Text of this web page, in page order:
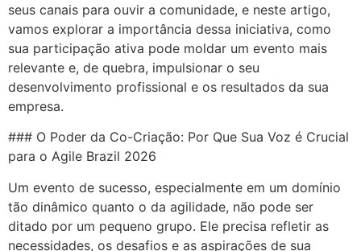
seus canais para ouvir a comunidade, e neste artigo,
vamos explorar a importância dessa iniciativa, como
sua participação ativa pode moldar um evento mais
relevante e, de quebra, impulsionar o seu
desenvolvimento profissional e os resultados da sua
empresa.
### O Poder da Co-Criação: Por Que Sua Voz é Crucial
para o Agile Brazil 2026
Um evento de sucesso, especialmente em um domínio
tão dinâmico quanto o da agilidade, não pode ser
ditado por um pequeno grupo. Ele precisa refletir as
necessidades, os desafios e as aspirações de sua